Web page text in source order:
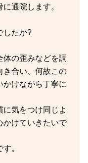
通院します。
したか?
体の歪みなどを調
き合い、何故この
かけながら丁寧に
気をつけ同じよ
かけていきたいで
。